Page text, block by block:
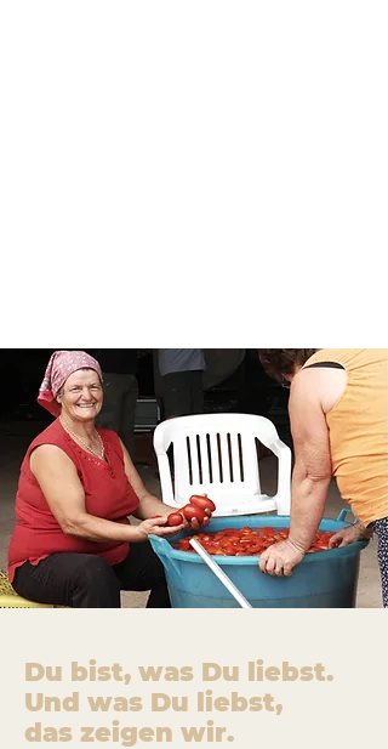
Du bist, was Du liebst.
Und was Du liebst,
das zeigen wir.